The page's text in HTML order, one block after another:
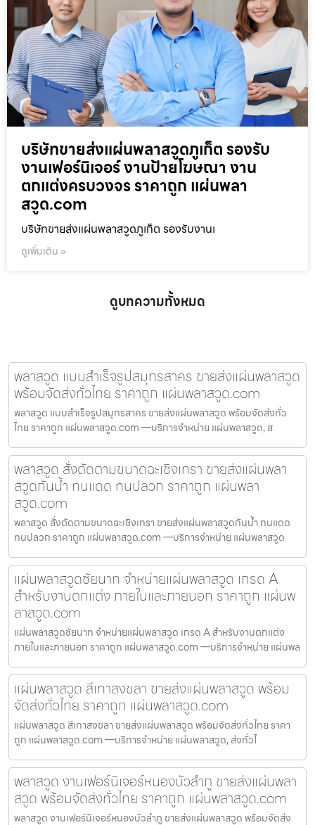
บริษัทขายส่งแผ่นพลาสวูดภูเก็ต รองรับ
งานเฟอร์นิเจอร์ งานป้ายโฆษณา งาน
ตกแต่งครบวงจร ราคาถูก แผ่นพลา
สวูด.com
บริษัทขายส่งแผ่นพลาสวูดภูเก็ต รองรับงานเ
ดูเพิ่มเติม »
ดูบทความทั้งหมด
พลาสวูด แบบสำเร็จรูปสมุทรสาคร ขายส่งแผ่นพลาสวูด
พร้อมจัดส่งทั่วไทย ราคาถูก แผ่นพลาสวูด.com
พลาสวูด แบบสำเร็จรูปสมุทรสาคร ขายส่งแผ่นพลาสวูด พร้อมจัดส่งทั่ว
ไทย ราคาถูก แผ่นพลาสวูด.com —บริการจำหน่าย แผ่นพลาสวูด, ส
พลาสวูด สั่งตัดตามขนาดฉะเชิงเทรา ขายส่งแผ่นพลา
สวูดกันน้ำ ทนแดด ทนปลวก ราคาถูก แผ่นพลา
สวูด.com
พลาสวูด สั่งตัดตามขนาดฉะเชิงเทรา ขายส่งแผ่นพลาสวูดกันน้ำ ทนแดด
ทนปลวก ราคาถูก แผ่นพลาสวูด.com —บริการจำหน่าย แผ่นพลาสวูด
แผ่นพลาสวูดชัยนาท จำหน่ายแผ่นพลาสวูด เกรด A
สำหรับงานตกแต่ง ภายในและภายนอก ราคาถูก แผ่นพ
ลาสวูด.com
แผ่นพลาสวูดชัยนาท จำหน่ายแผ่นพลาสวูด เกรด A สำหรับงานตกแต่ง
ภายในและภายนอก ราคาถูก แผ่นพลาสวูด.com —บริการจำหน่าย แผ่นพล
แผ่นพลาสวูด สีเทาสงขลา ขายส่งแผ่นพลาสวูด พร้อม
จัดส่งทั่วไทย ราคาถูก แผ่นพลาสวูด.com
แผ่นพลาสวูด สีเทาสงขลา ขายส่งแผ่นพลาสวูด พร้อมจัดส่งทั่วไทย ราคา
ถูก แผ่นพลาสวูด.com —บริการจำหน่าย แผ่นพลาสวูด, ส่งทั่วไ
พลาสวูด งานเฟอร์นิเจอร์หนองบัวลำภู ขายส่งแผ่นพลา
สวูด พร้อมจัดส่งทั่วไทย ราคาถูก แผ่นพลาสวูด.com
พลาสวูด งานเฟอร์นิเจอร์หนองบัวลำภู ขายส่งแผ่นพลาสวูด พร้อมจัดส่ง